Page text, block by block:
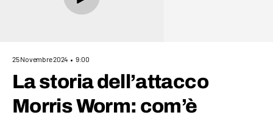
25 Novembre 2024 9:00
La storia dell’attacco
Morris Worm: com’è